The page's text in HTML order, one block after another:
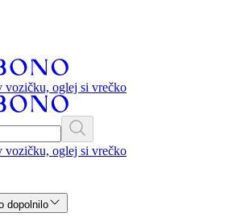
vozičku, oglej si vrečko
vozičku, oglej si vrečko
dopolnilo